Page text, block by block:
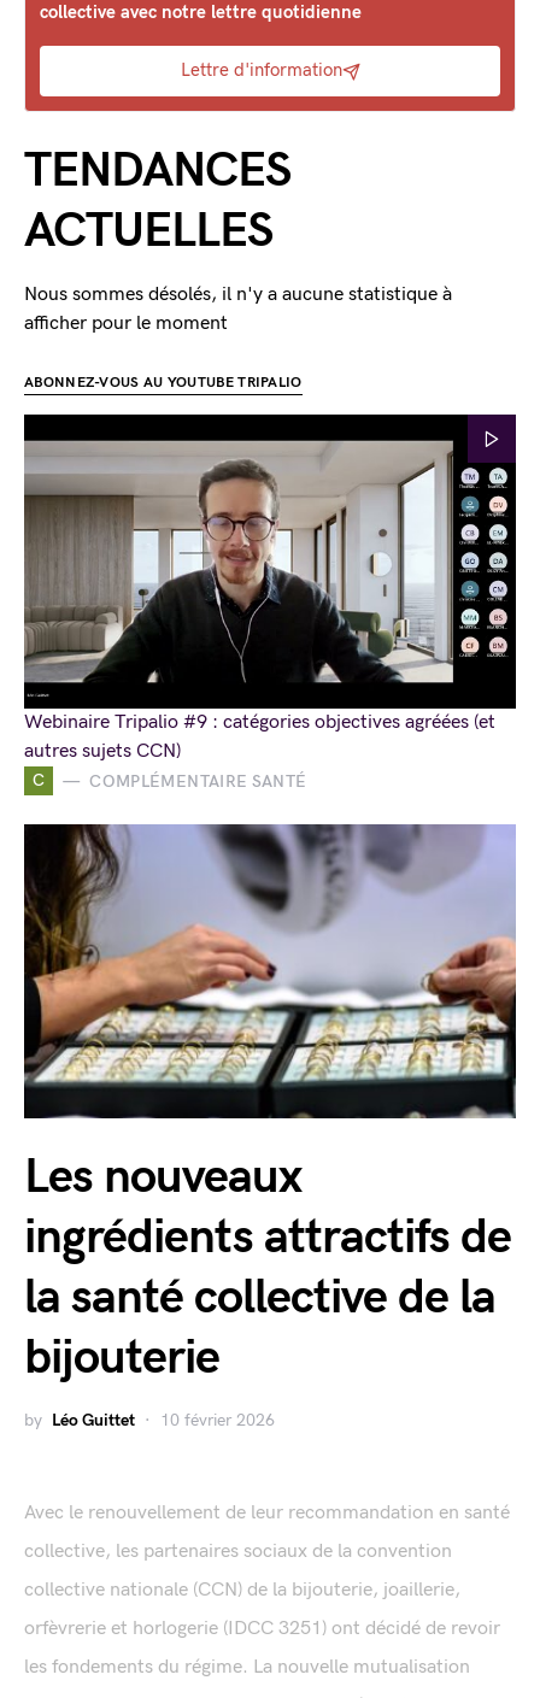
C COMPLÉMENTAIRE SANTÉ
Les nouveaux
ingrédients attractifs de
la santé collective de la
bijouterie
by Léo Guittet 10 février 2026
Avec le renouvellement de leur recommandation en santé
collective, les partenaires sociaux de la convention
collective nationale (CCN) de la bijouterie, joaillerie,
orfèvrerie et horlogerie (IDCC 3251) ont décidé de revoir
les fondements du régime. La nouvelle mutualisation
collective avec notre lettre quotidienne
Lettre d'information
TENDANCES
ACTUELLES
Nous sommes désolés, il n'y a aucune statistique à
afficher pour le moment
ABONNEZ-VOUS AU YOUTUBE TRIPALIO
Webinaire Tripalio #9 : catégories objectives agréées (et
autres sujets CCN)